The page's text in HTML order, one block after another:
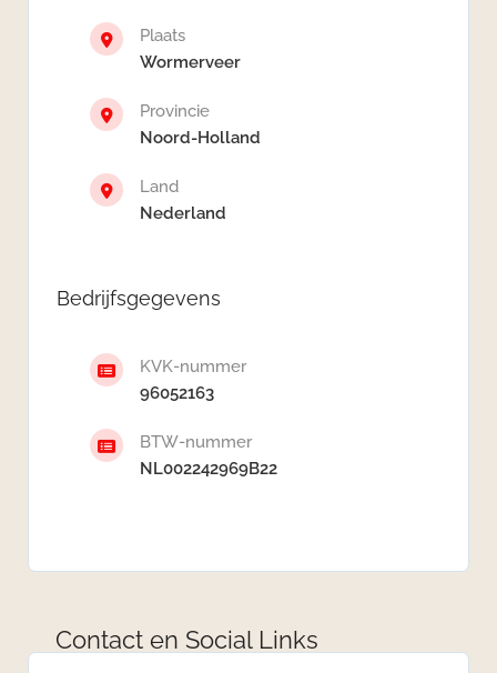
Plaats
Wormerveer
Provincie
Noord-Holland
Land
Nederland
Bedrijfsgegevens
KVK-nummer
96052163
BTW-nummer
NL002242969B22
Contact en Social Links